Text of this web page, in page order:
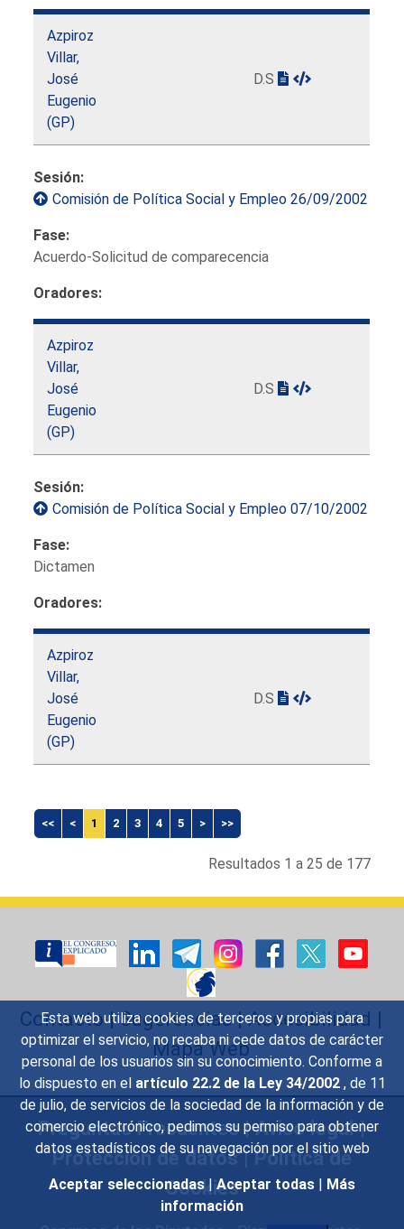
Esta web utiliza cookies de terceros y propias para
optimizar el servicio, no recaba ni cede datos de carácter
personal de los usuarios sin su conocimiento. Conforme a
lo dispuesto en el artículo 22.2 de la Ley 34/2002 , de 11
de julio, de servicios de la sociedad de la información y de
comercio electrónico, pedimos su permiso para obtener
datos estadísticos de su navegación por el sitio web
Aceptar seleccionadas | Aceptar todas | Más
información
Azpiroz
Villar,
José
Eugenio
(GP)
D.S
Sesión:
Comisión de Política Social y Empleo 26/09/2002
Fase:
Acuerdo-Solicitud de comparecencia
Oradores:
Azpiroz
Villar,
José
Eugenio
(GP)
D.S
Sesión:
Comisión de Política Social y Empleo 07/10/2002
Fase:
Dictamen
Oradores:
Azpiroz
Villar,
José
Eugenio
(GP)
D.S
<< < 1 2 3 4 5 > >>
Resultados 1 a 25 de 177
Contacto|Sugerencias|Accesibilidad |
Mapa Web
Preguntas Frecuentes|Aviso legal|
Protección de datos|Política de
Cookies